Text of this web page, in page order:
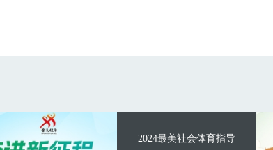
2024最美社会体育指导